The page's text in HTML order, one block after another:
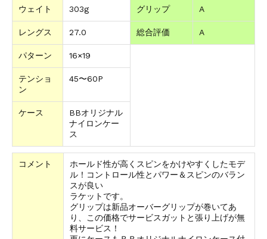
ウェイト 303g グリップ A
レングス 27.0 総合評価 A
パターン 16×19
テンショ
ン
45〜60P
ケース
BBオリジナル
ナイロンケー
ス
コメント
ホールド性が高くスピンをかけやすくしたモデ
ル！コントロール性とパワー＆スピンのバラン
スが良い
ラケットです。
グリップは新品オーバーグリップが巻いてあ
り、この価格でサービスガットと張り上げが無
料サービス！